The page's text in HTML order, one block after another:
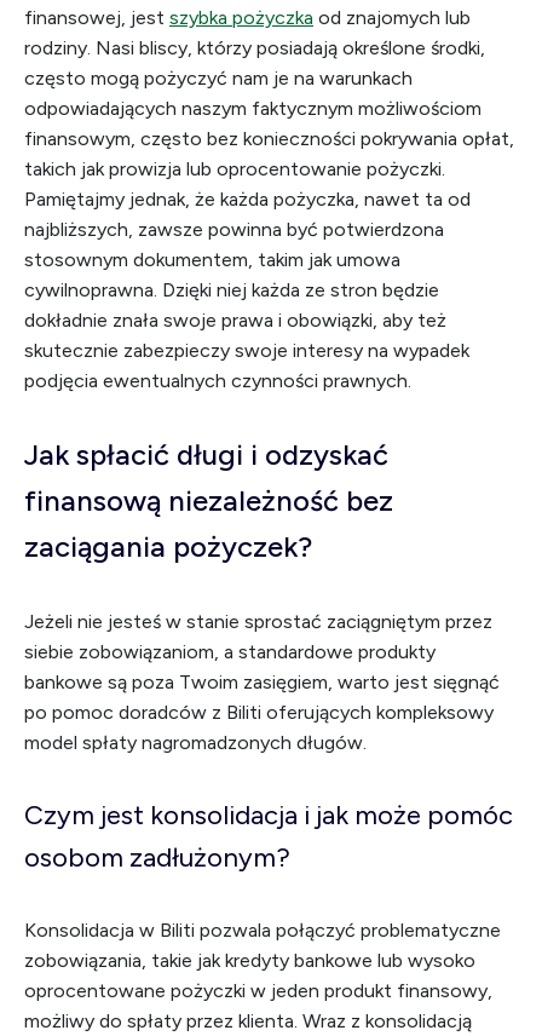
finansowej, jest szybka pożyczka od znajomych lub
rodziny. Nasi bliscy, którzy posiadają określone środki,
często mogą pożyczyć nam je na warunkach
odpowiadających naszym faktycznym możliwościom
finansowym, często bez konieczności pokrywania opłat,
takich jak prowizja lub oprocentowanie pożyczki.
Pamiętajmy jednak, że każda pożyczka, nawet ta od
najbliższych, zawsze powinna być potwierdzona
stosownym dokumentem, takim jak umowa
cywilnoprawna. Dzięki niej każda ze stron będzie
dokładnie znała swoje prawa i obowiązki, aby też
skutecznie zabezpieczy swoje interesy na wypadek
podjęcia ewentualnych czynności prawnych.
Jak spłacić długi i odzyskać
finansową niezależność bez
zaciągania pożyczek?
Jeżeli nie jesteś w stanie sprostać zaciągniętym przez
siebie zobowiązaniom, a standardowe produkty
bankowe są poza Twoim zasięgiem, warto jest sięgnąć
po pomoc doradców z Biliti oferujących kompleksowy
model spłaty nagromadzonych długów.
Czym jest konsolidacja i jak może pomóc
osobom zadłużonym?
Konsolidacja w Biliti pozwala połączyć problematyczne
zobowiązania, takie jak kredyty bankowe lub wysoko
oprocentowane pożyczki w jeden produkt finansowy,
możliwy do spłaty przez klienta. Wraz z konsolidacją